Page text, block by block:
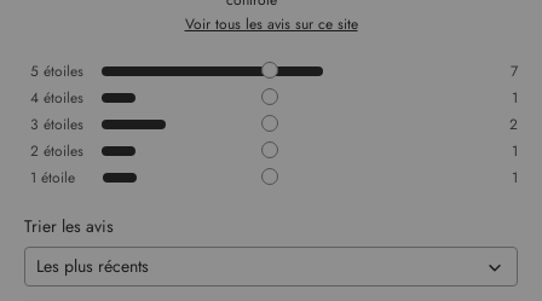
Voir tous les avis sur ce site
5 étoiles
7
4 étoiles
1
3 étoiles
2
2 étoiles
1
1 étoile 1
Trier les avis